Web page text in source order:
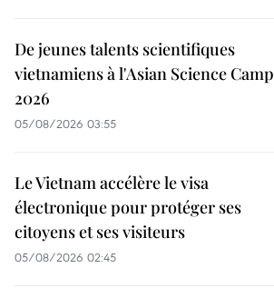
De jeunes talents scientifiques
vietnamiens à l'Asian Science Camp
2026
05/08/2026 03:55
Le Vietnam accélère le visa
électronique pour protéger ses
citoyens et ses visiteurs
05/08/2026 02:45